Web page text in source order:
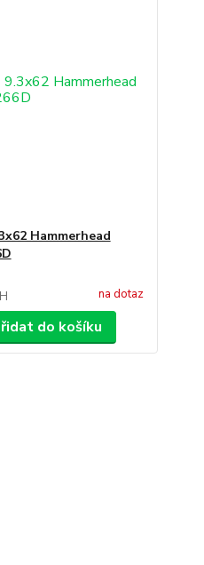
Hammerhead
na dotaz
do košíku